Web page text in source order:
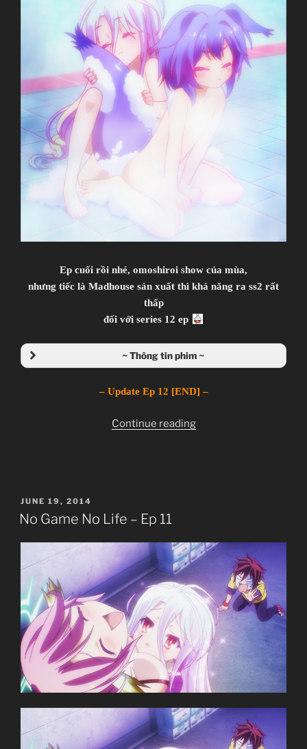
Ep cuối rồi nhé, omoshiroi show của mùa,
nhưng tiếc là Madhouse sản xuất thì khả năng ra ss2 rất
thấp
đối với series 12 ep
~ Thông tin phim ~
ノーゲーム・ノーライフ
TV Series
– Update Ep 12 [END] –
Continue reading“No
[Completed]”
POSTED
ON
JUNE 19, 2014
No Game No Life – Ep 11